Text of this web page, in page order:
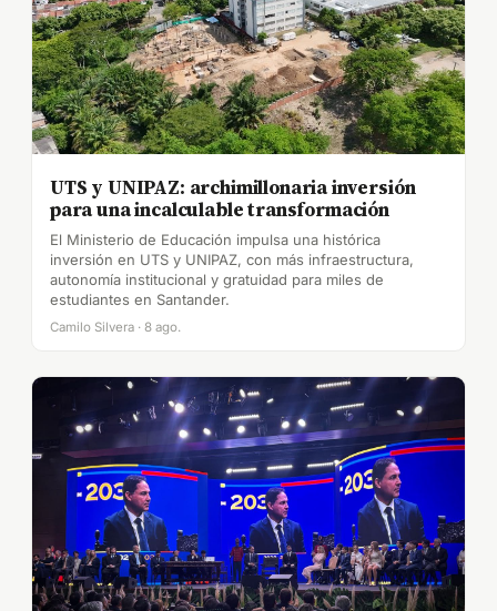
UTS y UNIPAZ: archimillonaria inversión
para una incalculable transformación
El Ministerio de Educación impulsa una histórica
inversión en UTS y UNIPAZ, con más infraestructura,
autonomía institucional y gratuidad para miles de
estudiantes en Santander.
Camilo Silvera · 8 ago.